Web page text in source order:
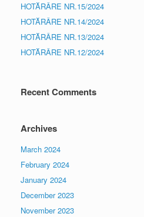
HOTĂRÂRE NR.15/2024
HOTĂRÂRE NR.14/2024
HOTĂRÂRE NR.13/2024
HOTĂRÂRE NR.12/2024
Recent Comments
Archives
March 2024
February 2024
January 2024
December 2023
November 2023